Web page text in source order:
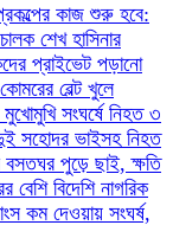
কাজ শুরু হবে:
শেখ হাসিনার
প্রাইভেট পড়ানো
বেল্ট খুলে
সংঘর্ষে নিহত ৩
দুই সহোদর ভাইসহ নিহত
বসতঘর পুড়ে ছাই, ক্ষতি
বেশি বিদেশি নাগরিক
কম দেওয়ায় সংঘর্ষ,